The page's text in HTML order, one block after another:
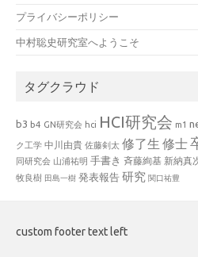
プライバシーポリシー
中村聡史研究室へようこそ
タグクラウド
b3 b4 GN研究会 hci HCI研究会 m1
ク工学 中川由貴 佐藤剣太 修了生 修士
同研究会 山浦祐明 手書き 斉藤絢基 新納真
牧良樹 田島一樹 発表報告 研究 関口祐豊
custom footer text left